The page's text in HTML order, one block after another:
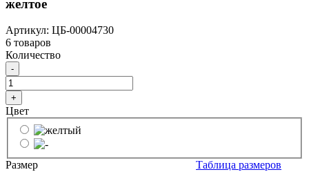
желтое
Артикул: ЦБ-00004730
6 товаров
Количество
-
+
Цвет
Размер Таблица размеров